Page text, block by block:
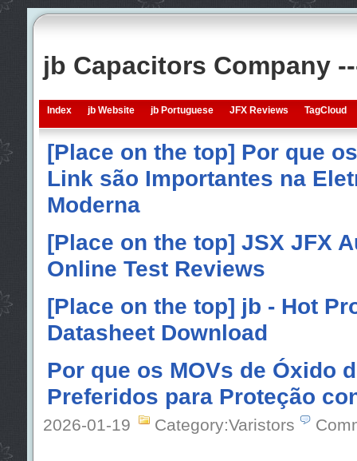
jb Capacitors Company
Index jb Website jb Portuguese JFX Reviews TagCloud
[Place on the top] Por que
Link são Importantes na
Moderna
[Place on the top] JSX JFX
Online Test Reviews
[Place on the top] jb - Hot
Datasheet Download
Por que os MOVs de Óxido
Preferidos para Proteção
2026-01-19 Category:Varistors